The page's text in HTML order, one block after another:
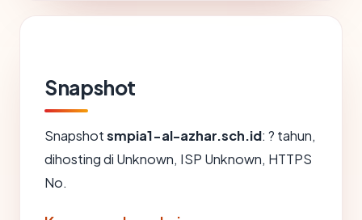
Snapshot
Snapshotsmpia1-al-azhar.sch.id: ? tahun,
dihosting di Unknown, ISP Unknown, HTTPS
No.